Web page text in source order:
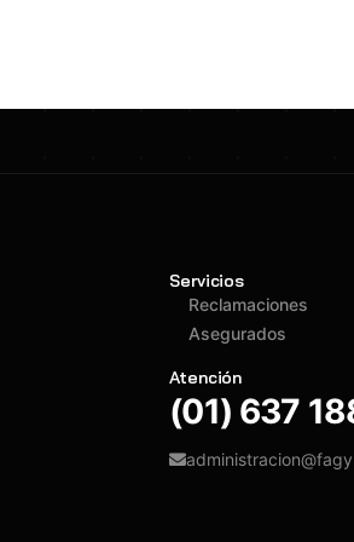
Servicios
Reclamaciones
Asegurados
Atención
(01) 637